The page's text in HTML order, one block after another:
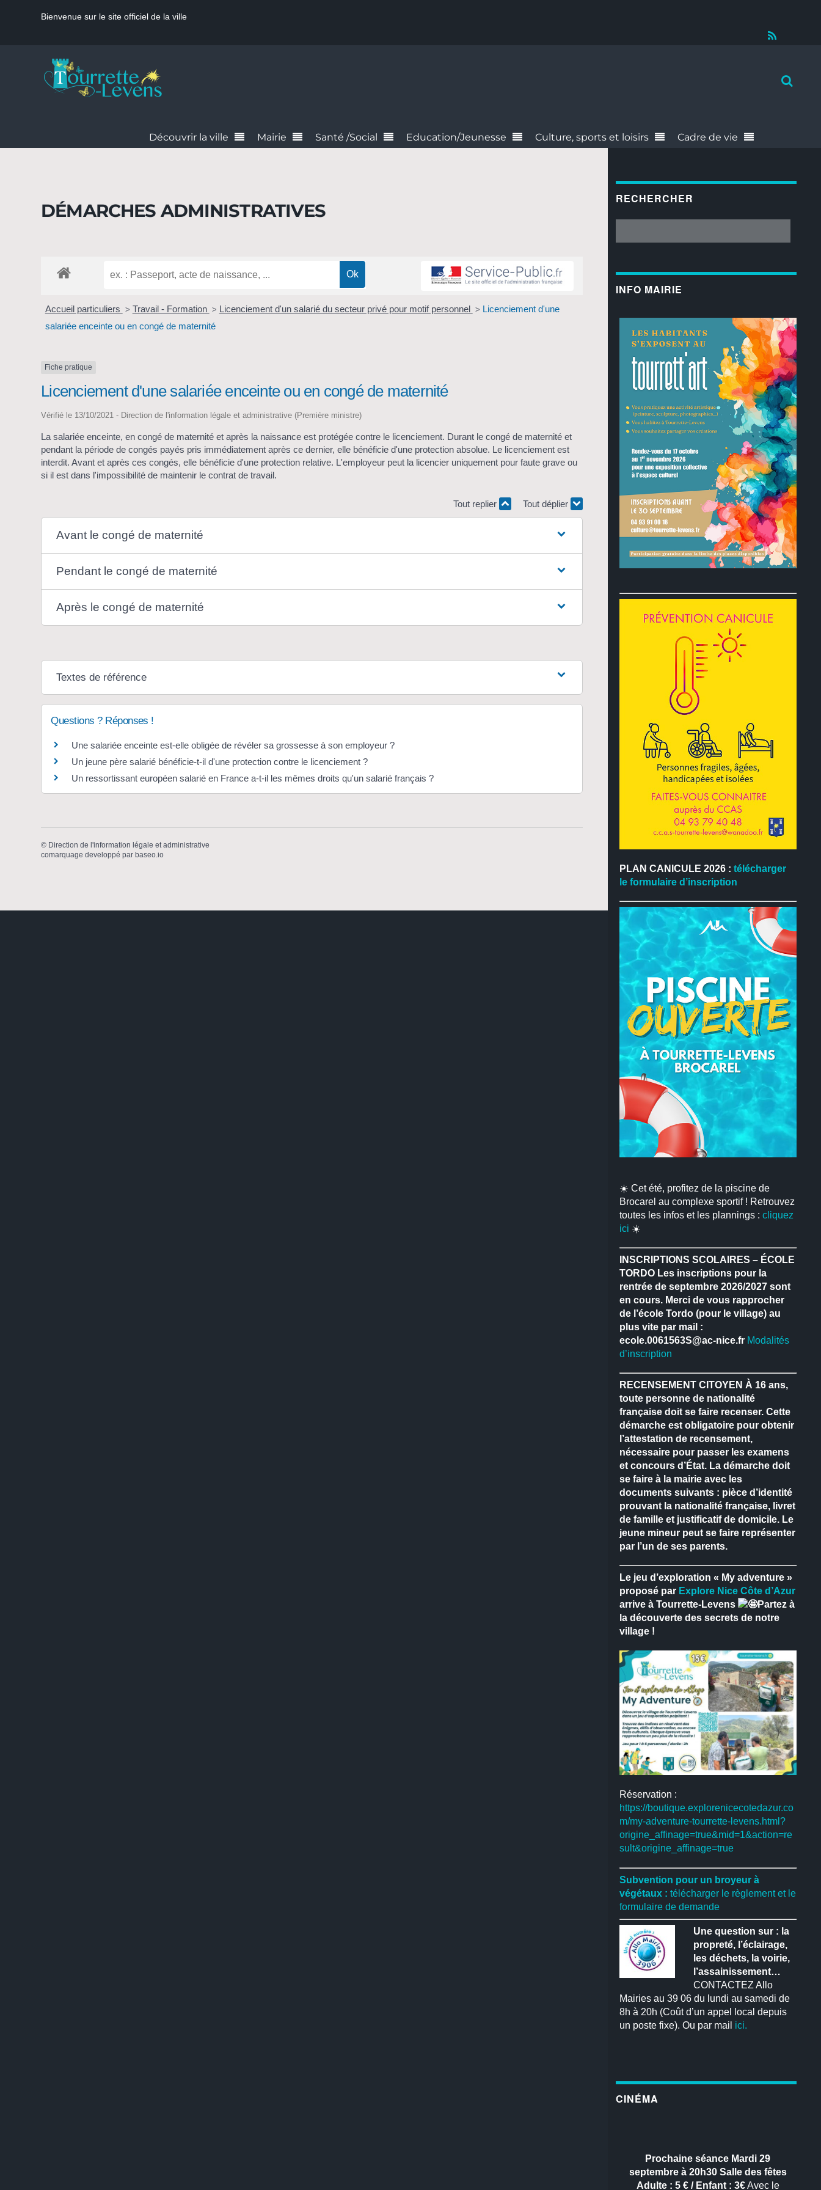
Bienvenue sur le site officiel de la ville
Découvrir la ville Mairie Santé /Social Education/Jeunesse Culture, sports et loisirs Cadre de vie
DÉMARCHES ADMINISTRATIVES
Accueil particuliers > Travail - Formation > Licenciement d'un salarié du secteur privé pour motif personnel > Licenciement d'une
salariée enceinte ou en congé de maternité
Fiche pratique
Licenciement d'une salariée enceinte ou en congé de maternité
Vérifié le 13/10/2021 - Direction de l'information légale et administrative (Première ministre)
La salariée enceinte, en congé de maternité et après la naissance est protégée contre le licenciement. Durant le congé de maternité et
pendant la période de congés payés pris immédiatement après ce dernier, elle bénéficie d'une protection absolue. Le licenciement est
interdit. Avant et après ces congés, elle bénéficie d'une protection relative. L'employeur peut la licencier uniquement pour faute grave ou
si il est dans l'impossibilité de maintenir le contrat de travail.
Tout replier Tout déplier
Avant le congé de maternité
Pendant le congé de maternité
Après le congé de maternité
Textes de référence
Questions ? Réponses !
Une salariée enceinte est-elle obligée de révéler sa grossesse à son employeur ?
Un jeune père salarié bénéficie-t-il d'une protection contre le licenciement ?
Un ressortissant européen salarié en France a-t-il les mêmes droits qu'un salarié français ?
© Direction de l'information légale et administrative
comarquage developpé par baseo.io
RECHERCHER
INFO MAIRIE
PLAN CANICULE 2026 : télécharger
le formulaire d’inscription
☀️ Cet été, profitez de la piscine de
Brocarel au complexe sportif ! Retrouvez
toutes les infos et les plannings : cliquez
ici ☀️
INSCRIPTIONS SCOLAIRES – ÉCOLE
TORDOLes inscriptions pour la
rentrée de septembre 2026/2027 sont
en cours. Merci de vous rapprocher
de l’école Tordo (pour le village) au
plus vite par mail :
ecole.0061563S@ac-nice.fr Modalités
d’inscription
RECENSEMENT CITOYEN À 16 ans,
toute personne de nationalité
française doit se faire recenser. Cette
démarche est obligatoire pour obtenir
l’attestation de recensement,
nécessaire pour passer les examens
et concours d’État.La démarche doit
se faire à la mairie avec les
documents suivants : pièce d’identité
prouvant la nationalité française, livret
de famille et justificatif de domicile.Le
jeune mineur peut se faire représenter
par l’un de ses parents.
Le jeu d’exploration « My adventure »
proposé par Explore Nice Côte d’Azur
arrive à Tourrette-Levens
Partez à
la découverte des secrets de notre
village !
Réservation :
https://boutique.explorenicecotedazur.co
m/my-adventure-tourrette-levens.html?
origine_affinage=true&mid=1&action=re
sult&origine_affinage=true
Subvention pour un broyeur à
végétaux : télécharger le règlement et le
formulaire de demande
Une question sur : la
propreté, l’éclairage,
les déchets, la voirie,
l’assainissement…
CONTACTEZ Allo
Mairies au 39 06 du lundi au samedi de
8h à 20h (Coût d’un appel local depuis
un poste fixe). Ou par mail ici.
CINÉMA
Prochaine séance Mardi 29
septembre à 20h30 Salle des fêtes
Adulte : 5 € / Enfant : 3€Avec le